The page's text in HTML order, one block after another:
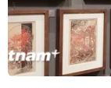
Nhà chức trách
được giấu trong
Tijuana của